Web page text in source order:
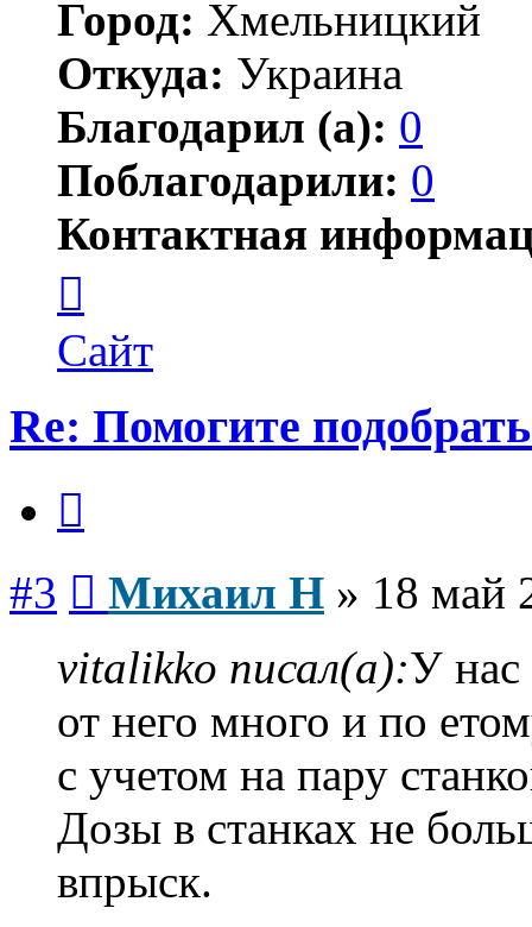
Город: Хмельницкий
Откуда: Украина
Благодарил (а): 0
Поблагодарили: 0
Контактная
пользователя
Михаил
Н
Сайт
Re: Помогите
#3 Михаил Н » 18 май
vitalikko писал(а):У нас
от него много и по
с учетом на пару
Дозы в станках не
впрыск.